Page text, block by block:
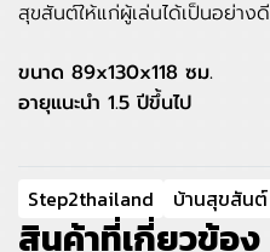
สุขสันต์ให้แก่ผู้เล่นได้เป็นอย่างดี
ขนาด 89x130x118 ซม.
อายุแนะนำ 1.5 ปีขึ้นไป
Step2thailand บ้านสุขสันต์
สินค้าที่เกี่ยวข้อง